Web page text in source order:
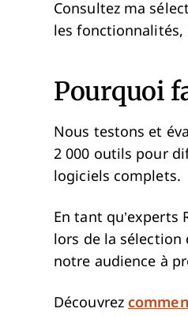
Consultez ma
les
Pourquoi
Nous testons et
2 000 outils pour
logiciels complets.
En tant
lors de la
notre audience à
Découvrez